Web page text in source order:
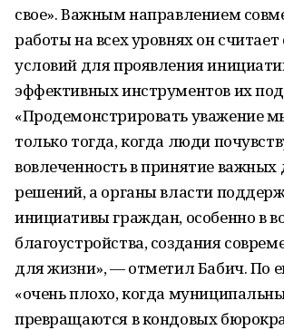
свое». Важным направлением
работы на всех уровнях он считает
условий для проявления
эффективных инструментов их
«Продемонстрировать уважение
только тогда, когда люди
вовлеченность в принятие важных
решений, а органы власти
инициативы граждан, особенно в
благоустройства, создания
для жизни», — отметил Бабич. По
«очень плохо, когда
превращаются в кондовых